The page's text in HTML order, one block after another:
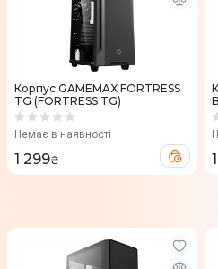
Корпус GAMEMAX FORTRESS
TG (FORTRESS TG)
Немає в наявності
1 299₴